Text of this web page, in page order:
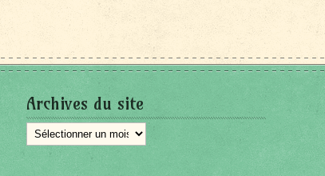
Archives du site
Archives
du